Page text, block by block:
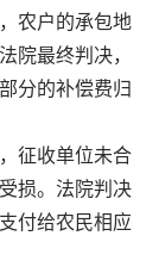
农户的承包地
院最终判决，
分的补偿费归
征收单位未合
损。法院判决
付给农民相应